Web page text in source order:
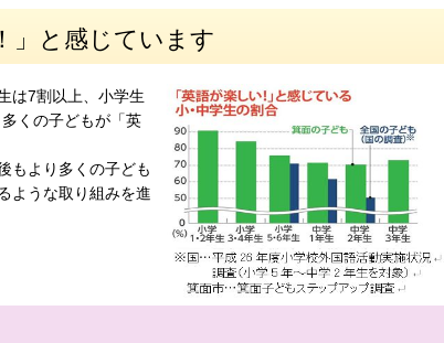
」と感じています
は7割以上、小学生
くの子どもが「英
もより多くの子ども
ような取り組みを進